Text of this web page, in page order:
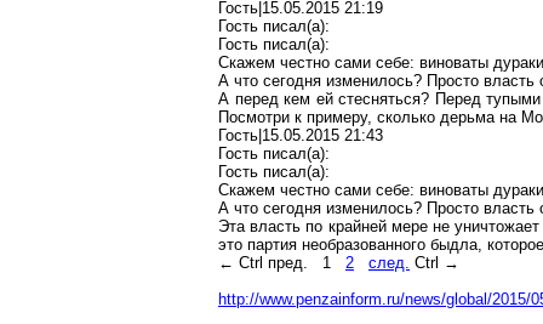
Гость|15.05.2015 21:19
Гость писал(a):
Гость писал(a):
Скажем честно сами себе: виноваты
А что сегодня изменилось? Просто власть
А перед кем ей стесняться? Перед
Посмотри к примеру, сколько дерьма на
Гость|15.05.2015 21:43
Гость писал(a):
Гость писал(a):
Скажем честно сами себе: виноваты
А что сегодня изменилось? Просто власть
Эта власть по крайней мере не
это партия необразованного быдла,
← Ctrl пред.
1 2 след. Ctrl →
http://www.penzainform.ru/news/global/